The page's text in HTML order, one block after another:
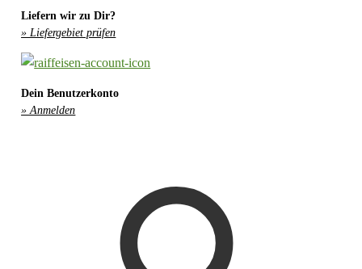
Liefern wir zu Dir?
» Liefergebiet prüfen
Dein Benutzerkonto
» Anmelden